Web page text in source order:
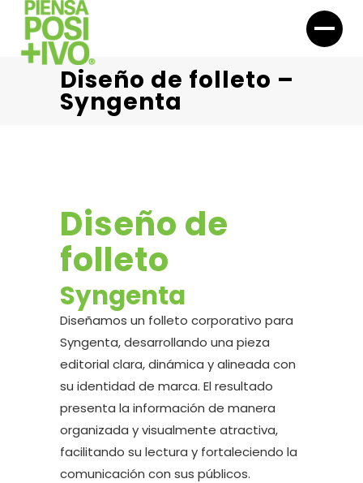
Diseño de folleto –
Syngenta
Diseño de
folleto
Syngenta
Diseñamos un folleto corporativo para
Syngenta, desarrollando una pieza
editorial clara, dinámica y alineada con
su identidad de marca. El resultado
presenta la información de manera
organizada y visualmente atractiva,
facilitando su lectura y fortaleciendo la
comunicación con sus públicos.